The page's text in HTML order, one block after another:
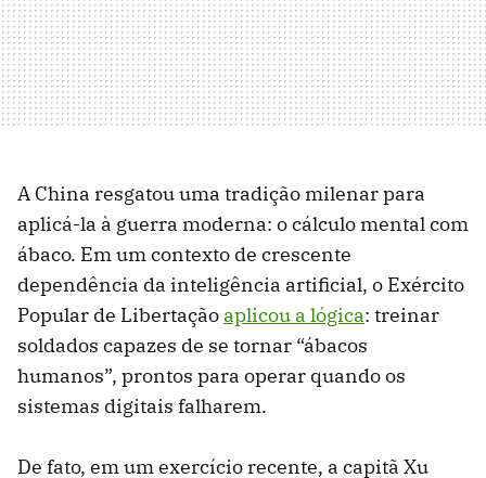
A China resgatou uma tradição milenar para
aplicá-la à guerra moderna: o cálculo mental com
ábaco. Em um contexto de crescente
dependência da inteligência artificial, o Exército
Popular de Libertação aplicou a lógica: treinar
soldados capazes de se tornar “ábacos
humanos”, prontos para operar quando os
sistemas digitais falharem.
De fato, em um exercício recente, a capitã Xu